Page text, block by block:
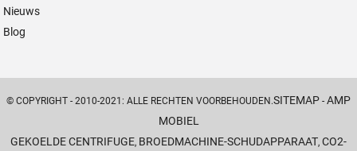
Nieuws
Blog
© COPYRIGHT - 2010-2021: ALLE RECHTEN VOORBEHOUDEN.SITEMAP - AMP
MOBIEL
GEKOELDE CENTRIFUGE, BROEDMACHINE-SCHUDAPPARAAT, CO2-